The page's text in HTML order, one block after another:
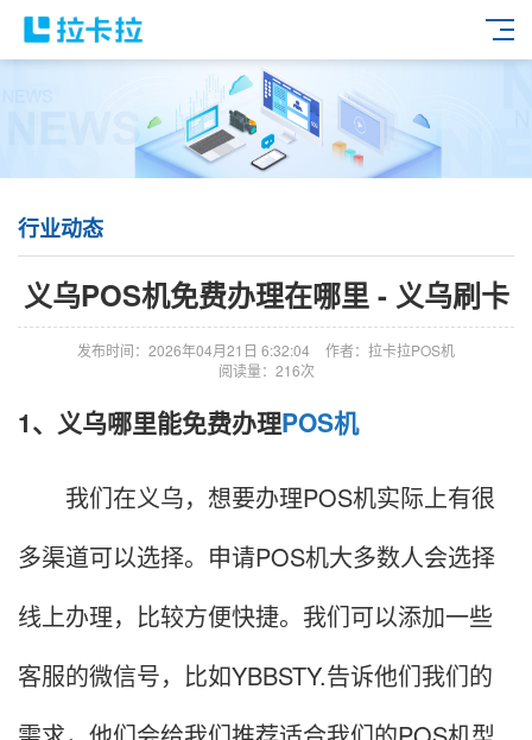
行业动态
义乌POS机免费办理在哪里 - 义乌刷卡
发布时间：2026年04月21日 6:32:04
作者：拉卡拉POS机
阅读量：216次
1、义乌哪里能免费办理POS机
我们在义乌，想要办理POS机实际上有很
多渠道可以选择。申请POS机大多数人会选择
线上办理，比较方便快捷。我们可以添加一些
客服的微信号，比如YBBSTY.告诉他们我们的